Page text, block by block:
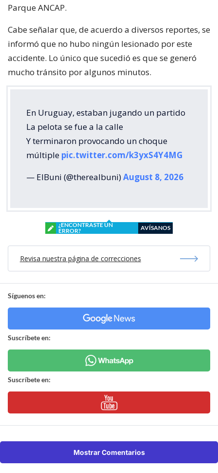
Parque ANCAP.
Cabe señalar que, de acuerdo a diversos reportes, se
informó que no hubo ningún lesionado por este
accidente. Lo único que sucedió es que se generó
mucho tránsito por algunos minutos.
En Uruguay, estaban jugando un partido
La pelota se fue a la calle
Y terminaron provocando un choque
múltiple pic.twitter.com/k3yxS4Y4MG
— ElBuni (@therealbuni)August 8, 2026
¿ENCONTRASTE UN
ERROR?
AVÍSANOS
Revisa nuestra página de correcciones
Síguenos en:
Suscríbete en:
Suscríbete en:
Mostrar Comentarios